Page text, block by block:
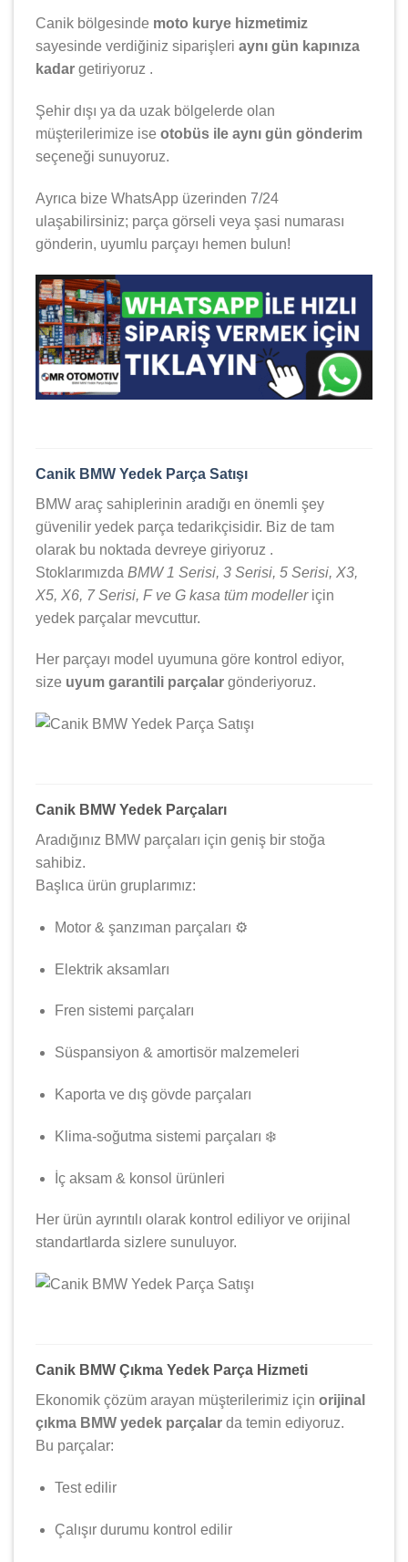
Canik bölgesinde moto kurye hizmetimiz
sayesinde verdiğiniz siparişleri aynı gün kapınıza
kadar getiriyoruz .
Şehir dışı ya da uzak bölgelerde olan
müşterilerimize ise otobüs ile aynı gün gönderim
seçeneği sunuyoruz.
Ayrıca bize WhatsApp üzerinden 7/24
ulaşabilirsiniz; parça görseli veya şasi numarası
gönderin, uyumlu parçayı hemen bulun!
Canik BMW Yedek Parça Satışı
BMW araç sahiplerinin aradığı en önemli şey
güvenilir yedek parça tedarikçisidir. Biz de tam
olarak bu noktada devreye giriyoruz .
Stoklarımızda BMW 1 Serisi, 3 Serisi, 5 Serisi, X3,
X5, X6, 7 Serisi, F ve G kasa tüm modelleriçin
yedek parçalar mevcuttur.
Her parçayı model uyumuna göre kontrol ediyor,
size uyum garantili parçalar gönderiyoruz.
Canik BMW Yedek Parçaları
Aradığınız BMW parçaları için geniş bir stoğa
sahibiz.
Başlıca ürün gruplarımız:
Motor & şanzıman parçaları ⚙️
Elektrik aksamları
Fren sistemi parçaları
Süspansiyon & amortisör malzemeleri
Kaporta ve dış gövde parçaları
Klima-soğutma sistemi parçaları ❄️
İç aksam & konsol ürünleri
Her ürün ayrıntılı olarak kontrol ediliyor ve orijinal
standartlarda sizlere sunuluyor.
Canik BMW Çıkma Yedek Parça Hizmeti
Ekonomik çözüm arayan müşterilerimiz için orijinal
çıkma BMW yedek parçalar da temin ediyoruz.
Bu parçalar:
Test edilir
Çalışır durumu kontrol edilir